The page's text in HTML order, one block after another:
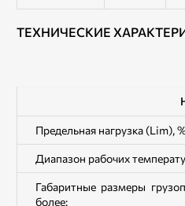
ТЕХНИЧЕСКИЕ
Предельная нагрузка (Lim),
Диапазон рабочих
Габаритные размеры
более: